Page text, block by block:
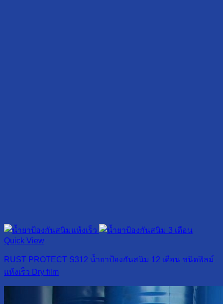
Quick View
RUST PROTECT S312 น้ำยาป้องกันสนิม 12 เดือน ชนิดฟิลม์
แห้งเร็ว Dry film